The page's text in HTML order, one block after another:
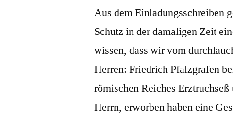
Aus dem Einladungsschreiben
Schutz in der damaligen Zeit
wissen, dass wir vom
Herren: Friedrich Pfalzgrafen
römischen Reiches
Herrn, erworben haben eine